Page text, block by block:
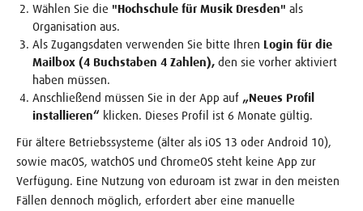
Wählen Sie die "Hochschule für Musik Dresden" als
Organisation aus.
Als Zugangsdaten verwenden Sie bitte Ihren Login für die
Mailbox (4 Buchstaben 4 Zahlen), den sie vorher aktiviert
haben müssen.
Anschließend müssen Sie in der App auf „Neues Profil
installieren“ klicken. Dieses Profil ist 6 Monate gültig.
Für ältere Betriebssysteme (älter als iOS 13 oder Android 10),
sowie macOS, watchOS und ChromeOS steht keine App zur
Verfügung. Eine Nutzung von eduroam ist zwar in den meisten
Fällen dennoch möglich, erfordert aber eine manuelle